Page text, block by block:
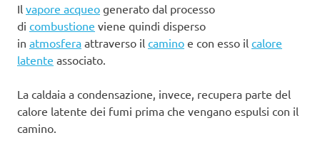
Il vapore acqueo generato dal processo
di combustione viene quindi disperso
in atmosfera attraverso il camino e con esso il calore
latente associato.
La caldaia a condensazione, invece, recupera parte del
calore latente dei fumi prima che vengano espulsi con il
camino.